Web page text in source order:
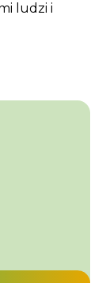
ludzi i